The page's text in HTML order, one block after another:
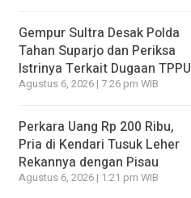
Gempur Sultra Desak Polda
Tahan Suparjo dan Periksa
Istrinya Terkait Dugaan TPPU
Agustus 6, 2026 | 7:26 pm WIB
Perkara Uang Rp 200 Ribu,
Pria di Kendari Tusuk Leher
Rekannya dengan Pisau
Agustus 6, 2026 | 1:21 pm WIB